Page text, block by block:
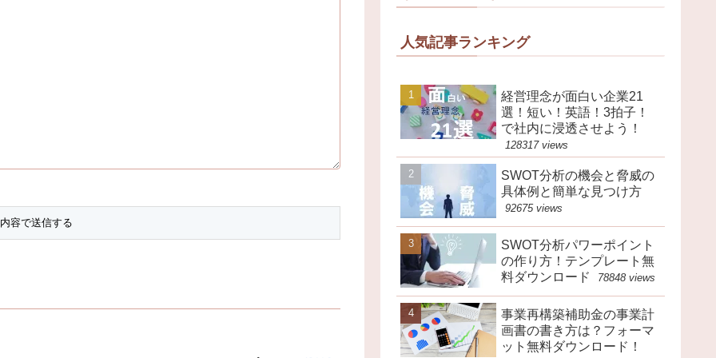
人気記事ランキング
経営理念が面白い企業21
選！短い！英語！3拍子！
で社内に浸透させよう！
128317 views
SWOT分析の機会と脅威の
具体例と簡単な見つけ方
92675 views
SWOT分析パワーポイント
の作り方！テンプレート無
料ダウンロード
78848 views
事業再構築補助金の事業計
画書の書き方は？フォーマ
ット無料ダウンロード！